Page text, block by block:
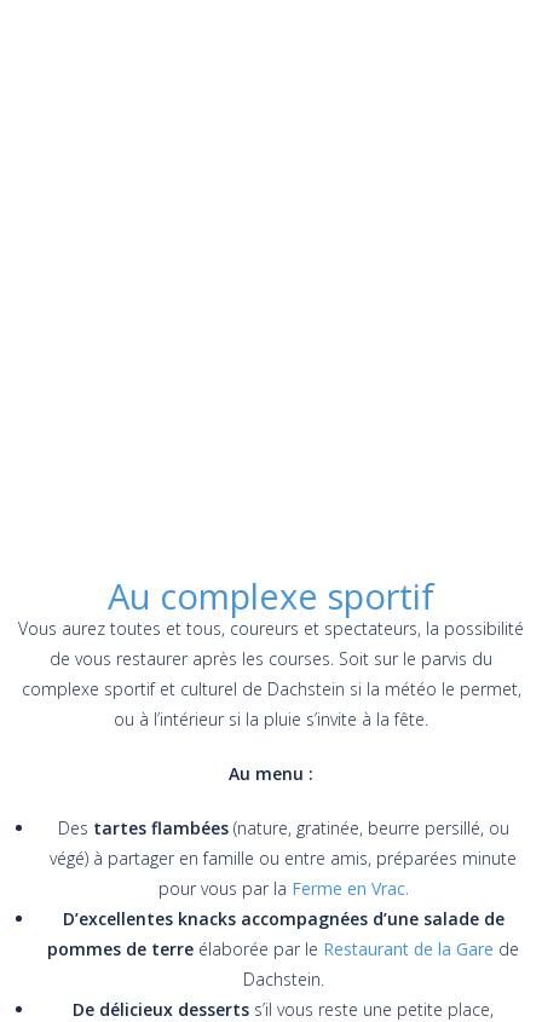
Au complexe sportif
Vous aurez toutes et tous, coureurs et spectateurs, la possibilité
de vous restaurer après les courses. Soit sur le parvis du
complexe sportif et culturel de Dachstein si la météo le permet,
ou à l’intérieur si la pluie s’invite à la fête.
Au menu :
Des tartes flambées(nature, gratinée, beurre persillé, ou
végé) à partager en famille ou entre amis, préparées minute
pour vous par la Ferme en Vrac.
D’excellentes knacks accompagnées d’une salade de
pommes de terre élaborée par le Restaurant de la Gare de
Dachstein.
De délicieux desserts s’il vous reste une petite place,